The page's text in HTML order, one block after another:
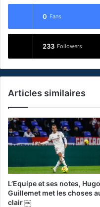
0 Fans
233 Followers
Articles similaires
L’Equipe et ses notes, Hugo
Guillemet met les choses
clair ￼